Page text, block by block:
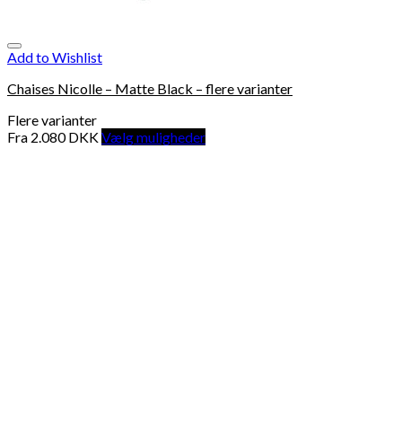
Add to Wishlist
Chaises Nicolle – Matte Black – flere varianter
Flere varianter
Fra 2.080DKKVælg muligheder